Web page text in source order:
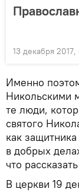
13 декабря 2017,
Именно
Никольскими
те люди,
святого
как
в добрых
что
В церкви 19